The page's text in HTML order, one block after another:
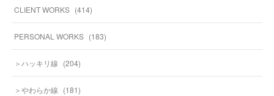
CLIENT WORKS (414)
PERSONAL WORKS (183)
＞ハッキリ線 (204)
＞やわらか線 (181)